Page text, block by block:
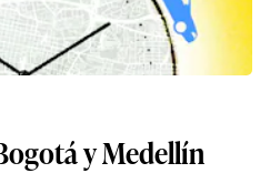
y Medellín